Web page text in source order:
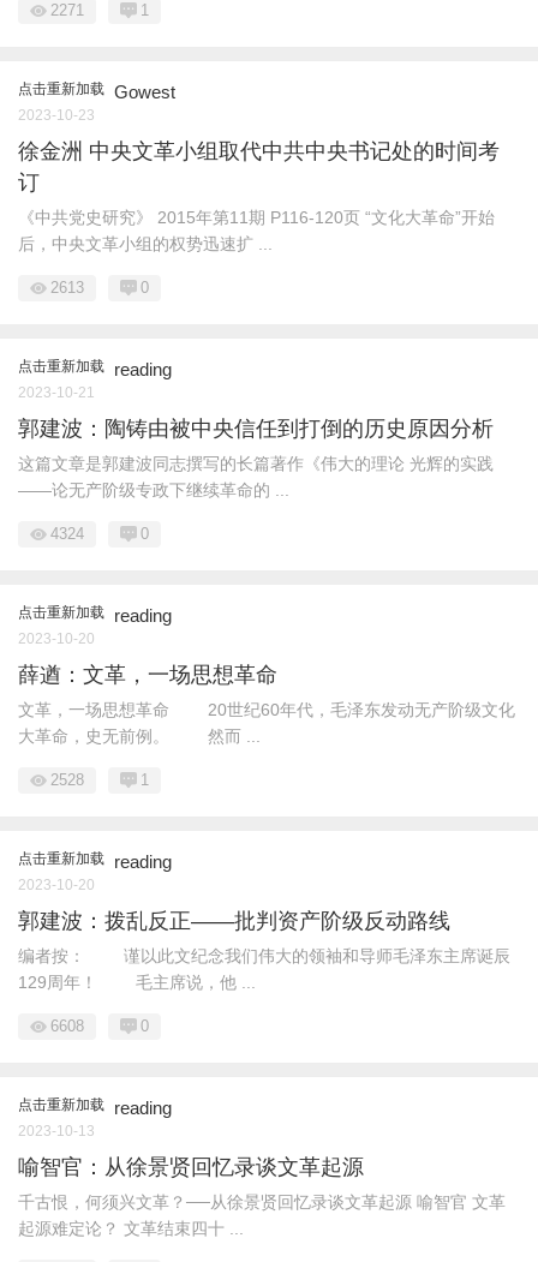
2271 1
点击重新加载 Gowest
2023-10-23
徐金洲 中央文革小组取代中共中央书记处的时间考
订
《中共党史研究》 2015年第11期 P116-120页 “文化大革命”开始
后，中央文革小组的权势迅速扩 ...
2613 0
点击重新加载 reading
2023-10-21
郭建波：陶铸由被中央信任到打倒的历史原因分析
这篇文章是郭建波同志撰写的长篇著作《伟大的理论 光辉的实践
——论无产阶级专政下继续革命的 ...
4324 0
点击重新加载 reading
2023-10-20
薛遒：文革，一场思想革命
文革，一场思想革命 20世纪60年代，毛泽东发动无产阶级文化
大革命，史无前例。 然而 ...
2528 1
点击重新加载 reading
2023-10-20
郭建波：拨乱反正——批判资产阶级反动路线
编者按： 谨以此文纪念我们伟大的领袖和导师毛泽东主席诞辰
129周年！ 毛主席说，他 ...
6608 0
点击重新加载 reading
2023-10-13
喻智官：从徐景贤回忆录谈文革起源
千古恨，何须兴文革？──从徐景贤回忆录谈文革起源 喻智官 文革
起源难定论？ 文革结束四十 ...